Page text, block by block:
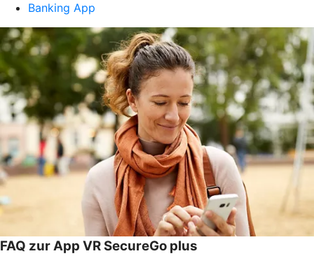
Banking App
FAQ zur App VR SecureGo plus